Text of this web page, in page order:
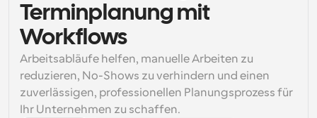
Terminplanung mit
Workflows
Arbeitsabläufe helfen, manuelle Arbeiten zu
reduzieren, No-Shows zu verhindern und einen
zuverlässigen, professionellen Planungsprozess für
Ihr Unternehmen zu schaffen.